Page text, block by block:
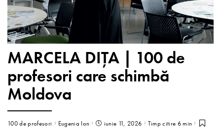
MARCELA DIȚA | 100 de
profesori care schimbă
Moldova
100 de profesori Eugenia Ion iunie 11, 2026 Timp citire 6 min